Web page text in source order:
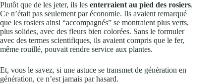
Plutôt que de les jeter, ils les enterraient au pied des rosiers.
Ce n’était pas seulement par économie. Ils avaient remarqué
que les rosiers ainsi “accompagnés” se montraient plus verts,
plus solides, avec des fleurs bien colorées. Sans le formuler
avec des termes scientifiques, ils avaient compris que le fer,
même rouillé, pouvait rendre service aux plantes.
Et, vous le savez, si une astuce se transmet de génération en
génération, ce n’est jamais par hasard.